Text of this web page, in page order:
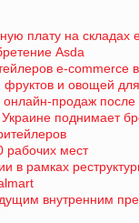
плату на складах
Asda
e-commerce
фруктов и овощей
продаж после
поднимает
рабочих мест
в рамках
внутренним